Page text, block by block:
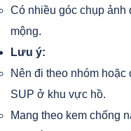
Có nhiều góc chụp
mộng.
Lưu ý:
Nên đi theo nhóm
SUP ở khu vực hồ.
Mang theo kem chống